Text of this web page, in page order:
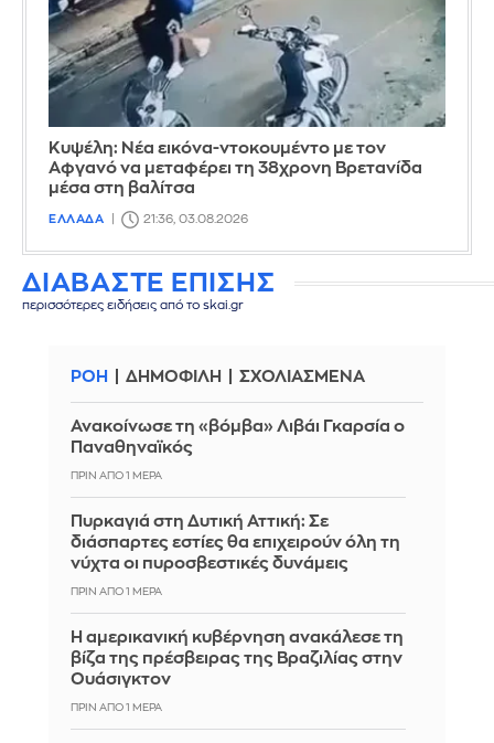
Κυψέλη: Νέα εικόνα-ντοκουμέντο με τον
Αφγανό να μεταφέρει τη 38χρονη Βρετανίδα
μέσα στη βαλίτσα
ΕΛΛΑΔΑ 21:36, 03.08.2026
ΔΙΑΒΑΣΤΕ ΕΠΙΣΗΣ
περισσότερες ειδήσεις από το skai.gr
ΡΟΗ ΔΗΜΟΦΙΛΗ ΣΧΟΛΙΑΣΜΕΝΑ
Ανακοίνωσε τη «βόμβα» Λιβάι Γκαρσία ο
Παναθηναϊκός
ΠΡΙΝ ΑΠΌ 1 ΜΈΡΑ
Πυρκαγιά στη Δυτική Αττική: Σε
διάσπαρτες εστίες θα επιχειρούν όλη τη
νύχτα οι πυροσβεστικές δυνάμεις
ΠΡΙΝ ΑΠΌ 1 ΜΈΡΑ
Η αμερικανική κυβέρνηση ανακάλεσε τη
βίζα της πρέσβειρας της Βραζιλίας στην
Ουάσιγκτον
ΠΡΙΝ ΑΠΌ 1 ΜΈΡΑ